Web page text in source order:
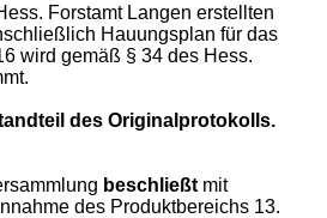
Forstamt Langen erstellten
Hauungsplan für das
wird gemäß § 34 des Hess.
des Originalprotokolls.
beschließt mit
des Produktbereichs 13.